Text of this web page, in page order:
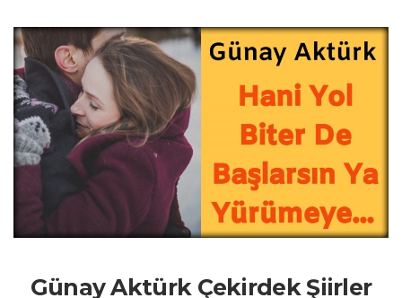
Günay Aktürk Çekirdek Şiirler